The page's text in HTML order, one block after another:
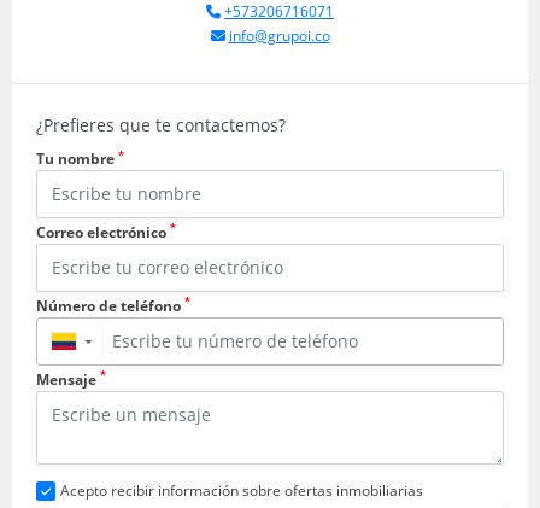
+573206716071
info@grupoi.co
¿Prefieres que te contactemos?
Tu nombre *
Correo electrónico *
Número de teléfono *
▼
Mensaje *
Acepto recibir información sobre ofertas inmobiliarias